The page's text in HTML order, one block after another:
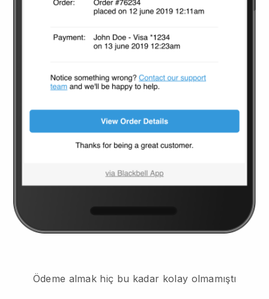
Ödeme almak hiç bu kadar kolay olmamıştı